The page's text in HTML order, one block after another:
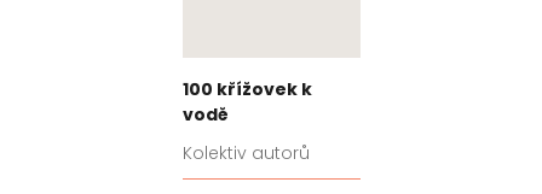
100 křížovek k
vodě
Kolektiv autorů